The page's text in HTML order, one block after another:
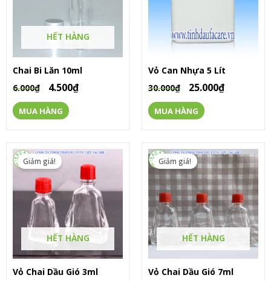
HẾT HÀNG
Chai Bi Lăn 10ml
6.000₫ 4.500₫
MUA HÀNG
Vỏ Can Nhựa 5 Lít
30.000₫ 25.000₫
MUA HÀNG
HẾT HÀNG
Giảm giá!
Vỏ Chai Dầu Gió 3ml
HẾT HÀNG
Giảm giá!
Vỏ Chai Dầu Gió 7ml